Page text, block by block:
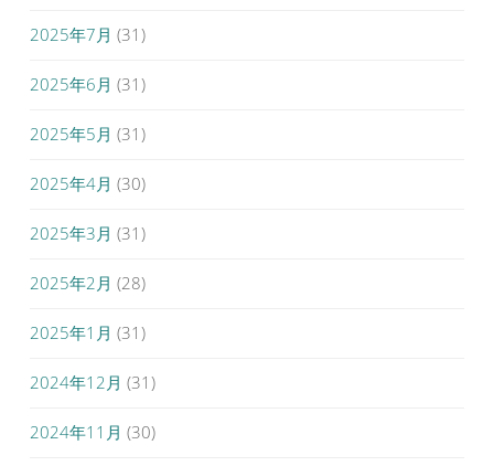
2025年7月 (31)
2025年6月 (31)
2025年5月 (31)
2025年4月 (30)
2025年3月 (31)
2025年2月 (28)
2025年1月 (31)
2024年12月 (31)
2024年11月 (30)